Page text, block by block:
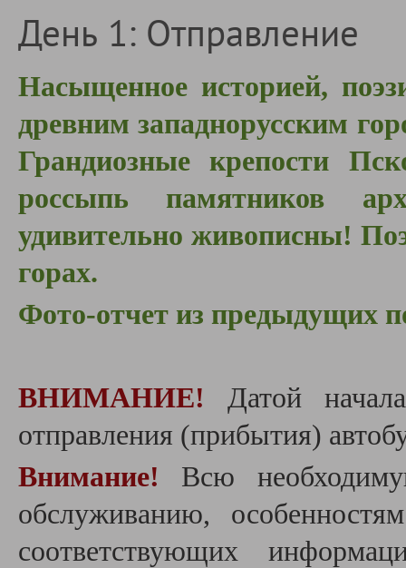
День 1: Отправление
Насыщенное историей,
древним западнорусским
Грандиозные крепости
россыпь памятников
удивительно живописны!
горах.
Фото-отчет из предыдущих
ВНИМАНИЕ!
Датой
отправления (прибытия)
Внимание!
Всю
обслуживанию,
соответствующих